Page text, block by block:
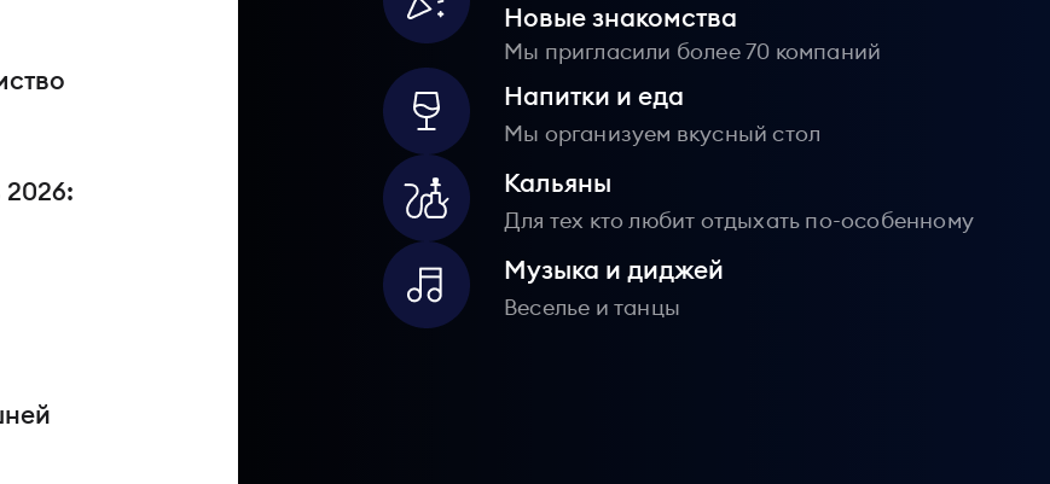
Новые знакомства
Мы пригласили более 70 компаний
Напитки и еда
Мы организуем вкусный стол
Кальяны
Для тех кто любит отдыхать по-особенному
Музыка и диджей
Веселье и танцы